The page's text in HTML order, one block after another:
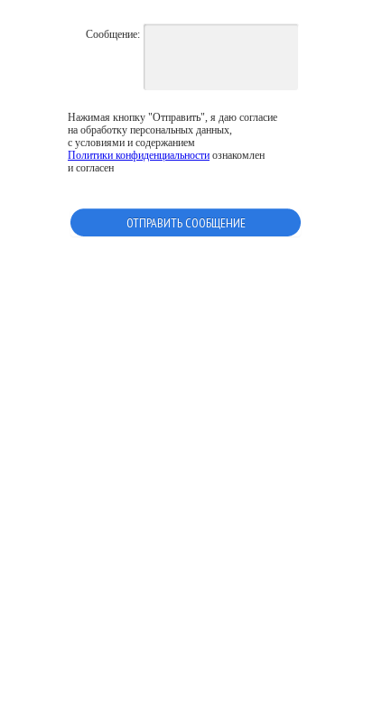
Сообщение:
Нажимая кнопку "Отправить", я даю согласие
на обработку персональных данных,
с условиями и содержанием
Политики конфиденциальности ознакомлен
и согласен